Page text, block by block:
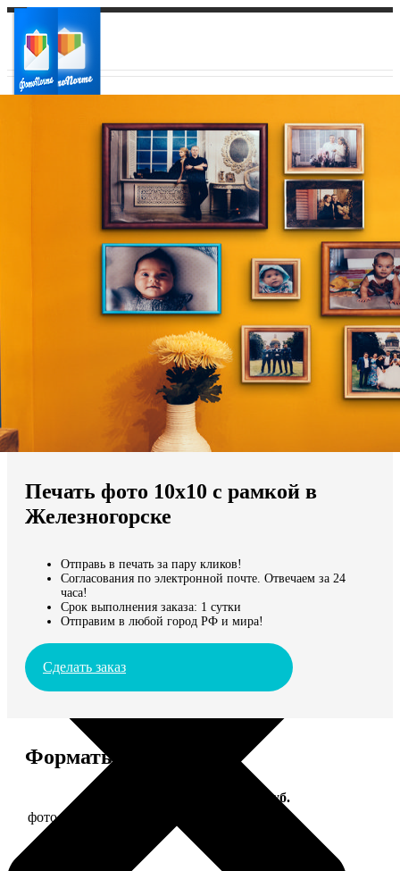
Ваш регион доставки
Выберите из списка:
Мы доставляем по всему миру
Продолжить без города
Печать фото 10х10 с рамкой в
Железногорске
Отправь в печать за пару кликов!
Согласования по электронной почте. Отвечаем за 24
часа!
Срок выполнения заказа: 1 сутки
Отправим в любой город РФ и мира!
Сделать заказ
Форматы и цены
Цена, руб.
фото 10х10 в деревянной рамке